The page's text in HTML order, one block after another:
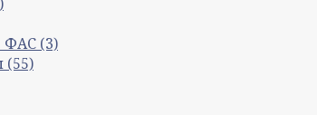
ФАС (3)
(55)